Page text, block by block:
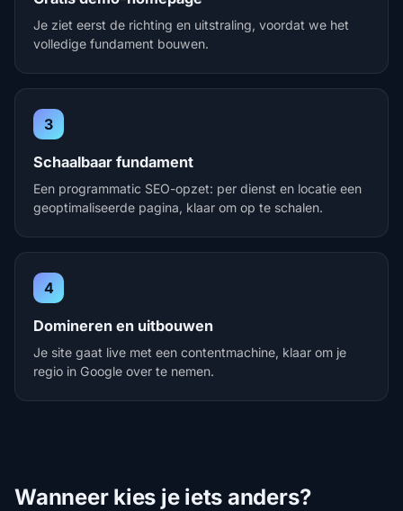
Je ziet eerst de richting en uitstraling, voordat we het
volledige fundament bouwen.
3
Schaalbaar fundament
Een programmatic SEO-opzet: per dienst en locatie een
geoptimaliseerde pagina, klaar om op te schalen.
4
Domineren en uitbouwen
Je site gaat live met een contentmachine, klaar om je
regio in Google over te nemen.
Wanneer kies je iets anders?